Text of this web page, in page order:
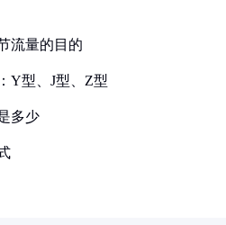
流量的目的
Y型、J型、Z型
多少